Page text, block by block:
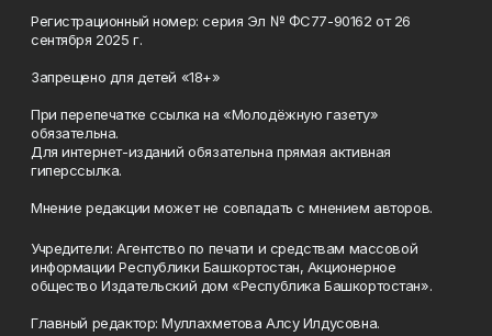
Регистрационный номер: серия Эл № ФС77-90162 от 26
сентября 2025 г.
Запрещено для детей «18+»
При перепечатке ссылка на «Молодёжную газету»
обязательна.
Для интернет-изданий обязательна прямая активная
гиперссылка.
Мнение редакции может не совпадать с мнением авторов.
Учредители: Агентство по печати и средствам массовой
информации Республики Башкортостан, Акционерное
общество Издательский дом «Республика Башкортостан».
Главный редактор: Муллахметова Алсу Илдусовна.